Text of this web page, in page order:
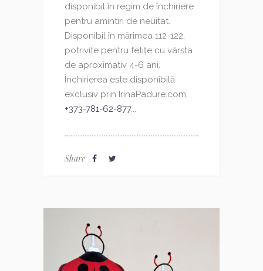
disponibil în regim de închiriere
pentru amintiri de neuitat.
Disponibil în mărimea 112-122,
potrivite pentru fetițe cu vârsta
de aproximativ 4-6 ani.
Închirierea este disponibilă
exclusiv prin IrinaPadure.com.
+373-781-62-877...
Share